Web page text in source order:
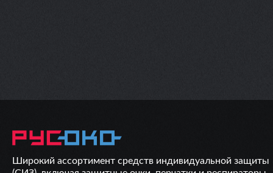
Широкий ассортимент средств индивидуальной защиты